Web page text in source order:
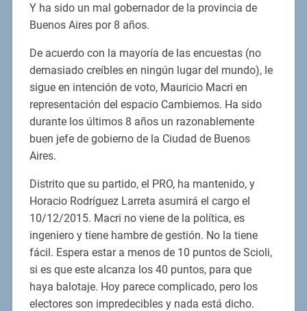
Y ha sido un mal gobernador de la provincia de
Buenos Aires por 8 años.
De acuerdo con la mayoría de las encuestas (no
demasiado creíbles en ningún lugar del mundo), le
sigue en intención de voto, Mauricio Macri en
representación del espacio Cambiemos. Ha sido
durante los últimos 8 años un razonablemente
buen jefe de gobierno de la Ciudad de Buenos
Aires.
Distrito que su partido, el PRO, ha mantenido, y
Horacio Rodríguez Larreta asumirá el cargo el
10/12/2015. Macri no viene de la política, es
ingeniero y tiene hambre de gestión. No la tiene
fácil. Espera estar a menos de 10 puntos de Scioli,
si es que este alcanza los 40 puntos, para que
haya balotaje. Hoy parece complicado, pero los
electores son impredecibles y nada está dicho.